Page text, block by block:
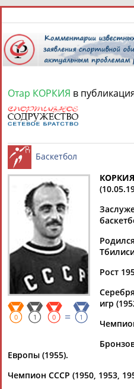
6
СПОРТСМЕНЫ, ТРЕНЕРЫ И
Найдено: 1персона
Отар
КОРКИЯ
Ваш запрос: "Отар
Документы 1-2 из 2
Михаил Степанов:
Алексеева иОтар Коркия,
Отар КОРКИЯ в
Баскетбол
0 1 0 = 1
Рост
игр
Европы (1955).
Чемпион СССР (1950, 1953,